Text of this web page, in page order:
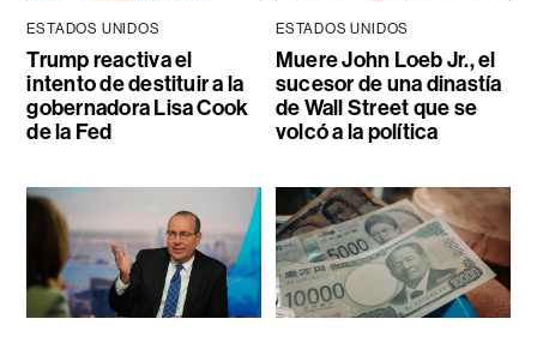
ESTADOS UNIDOS
Trump reactiva el
intento de destituir a la
gobernadora Lisa Cook
de la Fed
ESTADOS UNIDOS
Muere John Loeb Jr., el
sucesor de una dinastía
de Wall Street que se
volcó a la política